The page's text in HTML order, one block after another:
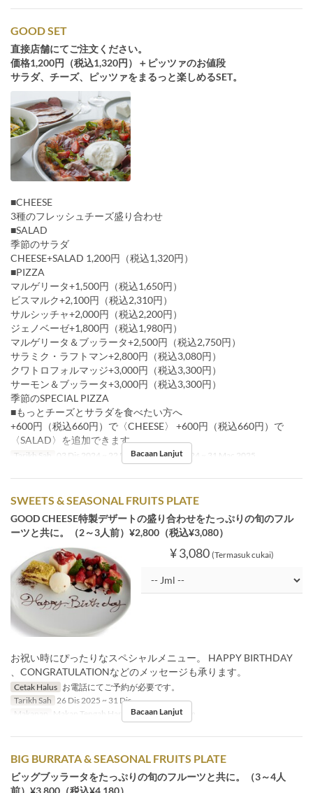
GOOD SET
直接店舗にてご注文ください。
価格1,200円（税込1,320円）＋ピッツァのお値段
サラダ、チーズ、ピッツァをまるっと楽しめるSET。
■CHEESE
3種のフレッシュチーズ盛り合わせ
■SALAD
季節のサラダ
CHEESE+SALAD 1,200円（税込1,320円）
■PIZZA
マルゲリータ+1,500円（税込1,650円）
ビスマルク+2,100円（税込2,310円）
サルシッチャ+2,000円（税込2,200円）
ジェノベーゼ+1,800円（税込1,980円）
マルゲリータ＆ブッラータ+2,500円（税込2,750円）
サラミク・ラフトマン+2,800円（税込3,080円）
クワトロフォルマッジ+3,000円（税込3,300円）
サーモン＆ブッラータ+3,000円（税込3,300円）
季節のSPECIAL PIZZA
■もっとチーズとサラダを食べたい方へ
+600円（税込660円）で〈CHEESE〉 +600円（税込660円）で
〈SALAD〉を追加できます
Tarikh Sah 03 Dis 2024 ~ 22 Dis 2024, 26 Dis 2024 ~ 31 Mac 2025
Bacaan Lanjut
SWEETS & SEASONAL FRUITS PLATE
GOOD CHEESE特製デザートの盛り合わせをたっぷりの旬のフル
ーツと共に。（2～3人前）¥2,800（税込¥3,080）
¥ 3,080 (Termasuk cukai)
お祝い時にぴったりなスペシャルメニュー。 HAPPY BIRTHDAY
、CONGRATULATIONなどのメッセージも承ります。
Cetak Halus お電話にてご予約が必要です。
Tarikh Sah 26 Dis 2025 ~ 31 Dis
Makanan
Makan Tengah Hari, Teh, Makan Malam
Bacaan Lanjut
BIG BURRATA & SEASONAL FRUITS PLATE
ビッグブッラータをたっぷりの旬のフルーツと共に。（3～4人
前）¥3,800（税込¥4,180）